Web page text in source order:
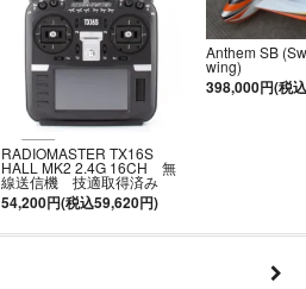
RADIOMASTER TX16S
HALL MK2 2.4G 16CH 無
線送信機 技適取得済み
54,200円(税込59,620円)
Anthem SB
wing)
398,000円(税